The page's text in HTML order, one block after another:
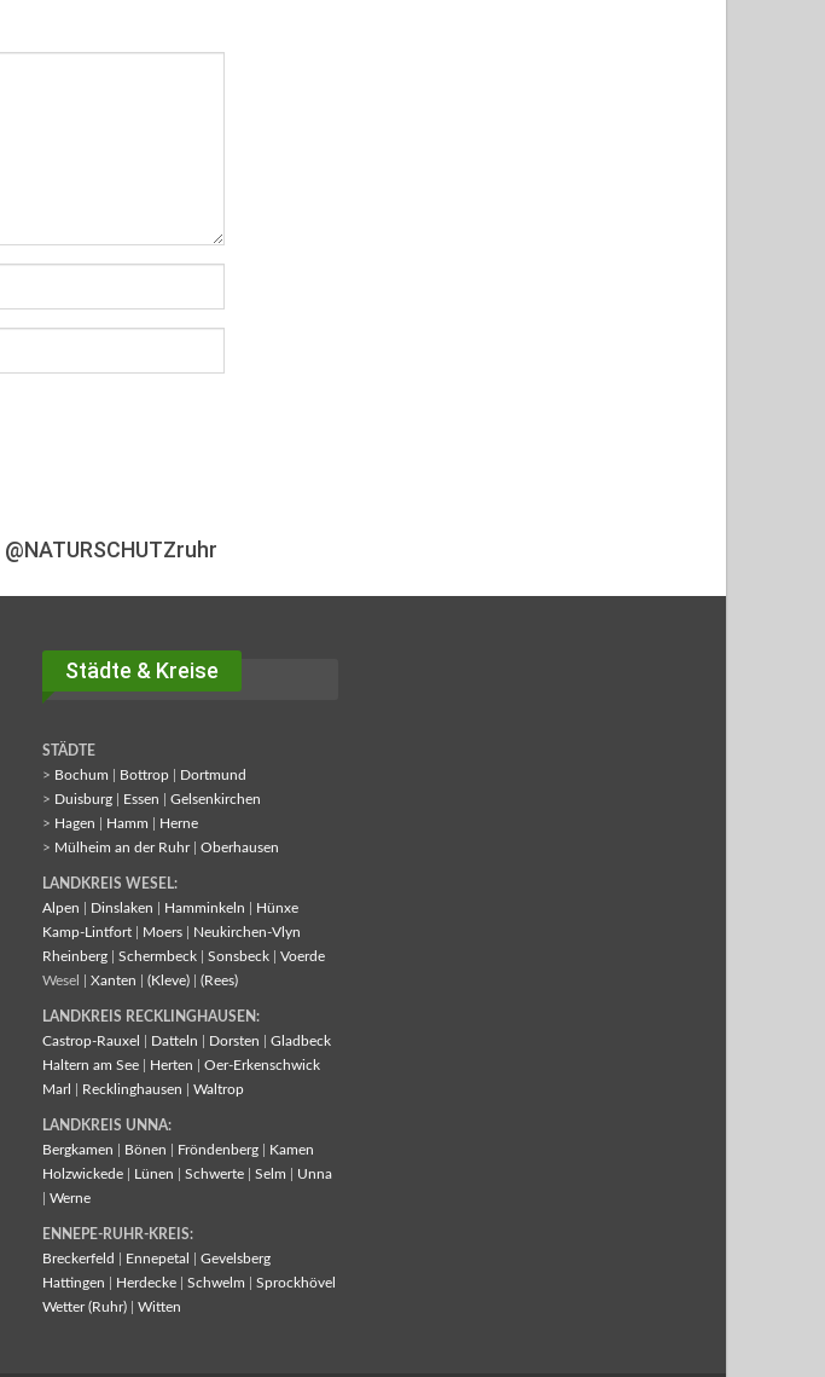
@NATURSCHUTZruhr
Städte & Kreise
STÄDTE
> Bochum Bottrop
Dortmund
> Duisburg Essen
Gelsenkirchen
> Hagen Hamm
Herne
> Mülheim an der Ruhr| Oberhausen
LANDKREIS WESEL:
Alpen
Dinslaken Hamminkeln
Hünxe
Kamp-Lintfort
Moers
Neukirchen-Vlyn
Rheinberg
Schermbeck Sonsbeck
Voerde
Wesel | Xanten (Kleve) (Rees)
LANDKREIS RECKLINGHAUSEN:
Castrop-Rauxel
Datteln Dorsten
Gladbeck
Haltern am See
Herten
Oer-Erkenschwick
Marl
Recklinghausen Waltrop
LANDKREIS UNNA:
Bergkamen
Bönen Fröndenberg
Kamen
Holzwickede
Lünen Schwerte Selm
Unna
Werne
ENNEPE-RUHR-KREIS:
Breckerfeld
Ennepetal
Gevelsberg
Hattingen
Herdecke Schwelm
Sprockhövel
Wetter (Ruhr)
Witten